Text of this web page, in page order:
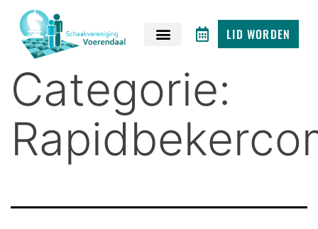
LID WORDEN
Categorie: